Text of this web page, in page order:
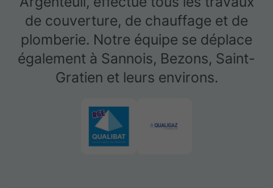
de couverture, de chauffage et de
plomberie. Notre équipe se déplace
également à Sannois, Bezons, Saint-
Gratien et leurs environs.